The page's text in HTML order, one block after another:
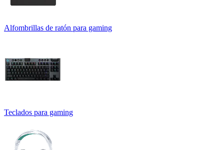
Alfombrillas de ratón para gaming
Teclados para gaming